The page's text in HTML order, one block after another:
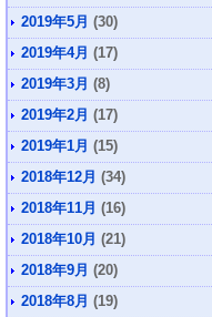
2019年5月 (30)
2019年4月 (17)
2019年3月 (8)
2019年2月 (17)
2019年1月 (15)
2018年12月 (34)
2018年11月 (16)
2018年10月 (21)
2018年9月 (20)
2018年8月 (19)